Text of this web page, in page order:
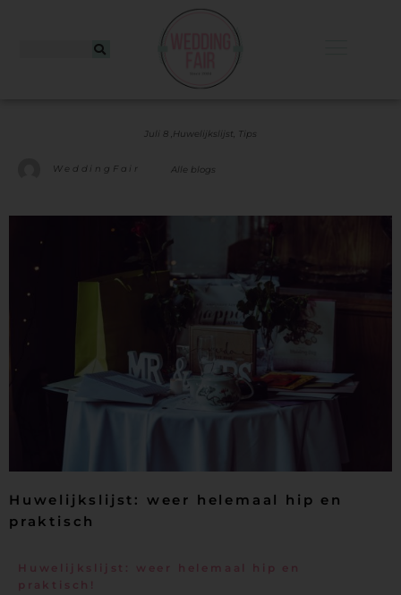
Juli 8 ,Huwelijkslijst, Tips
WeddingFair Alle blogs
Huwelijkslijst: weer helemaal hip en
praktisch
Huwelijkslijst: weer helemaal hip en
praktisch!